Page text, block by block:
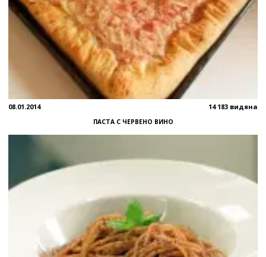
08.01.2014 14 183 видяна
ПАСТА С ЧЕРВЕНО ВИНО